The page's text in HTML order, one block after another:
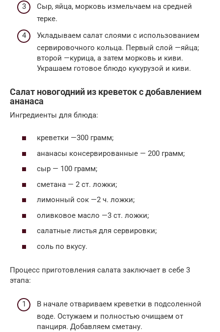
Сыр, яйца, морковь измельчаем на средней
терке.
Укладываем салат слоями с использованием
сервировочного кольца. Первый слой —яйца;
второй —курица, а затем морковь и киви.
Украшаем готовое блюдо кукурузой и киви.
Салат новогодний из креветок с добавлением
ананаса
Ингредиенты для блюда:
креветки —300 грамм;
ананасы консервированные — 200 грамм;
сыр — 100 грамм;
сметана — 2 ст. ложки;
лимонный сок —2 ч. ложки;
оливковое масло —3 ст. ложки;
салатные листья для сервировки;
соль по вкусу.
Процесс приготовления салата заключает в себе 3
этапа:
В начале отвариваем креветки в подсоленной
воде. Остужаем и полностью очищаем от
панциря. Добавляем сметану.